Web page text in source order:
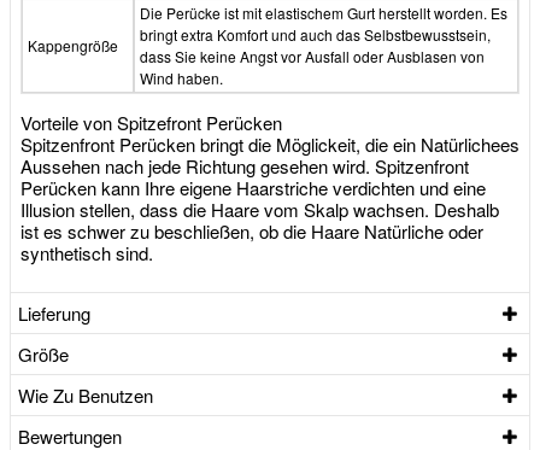
Kappengröße
Die Perücke ist mit elastischem Gurt herstellt worden. Es
bringt extra Komfort und auch das Selbstbewusstsein,
dass Sie keine Angst vor Ausfall oder Ausblasen von
Wind haben.
Vorteile von Spitzefront Perücken
Spitzenfront Perücken bringt die Möglickeit, die ein Natürlichees
Aussehen nach jede Richtung gesehen wird. Spitzenfront
Perücken kann Ihre eigene Haarstriche verdichten und eine
Illusion stellen, dass die Haare vom Skalp wachsen. Deshalb
ist es schwer zu beschließen, ob die Haare Natürliche oder
synthetisch sind.
Lieferung
Größe
Wie Zu Benutzen
Bewertungen